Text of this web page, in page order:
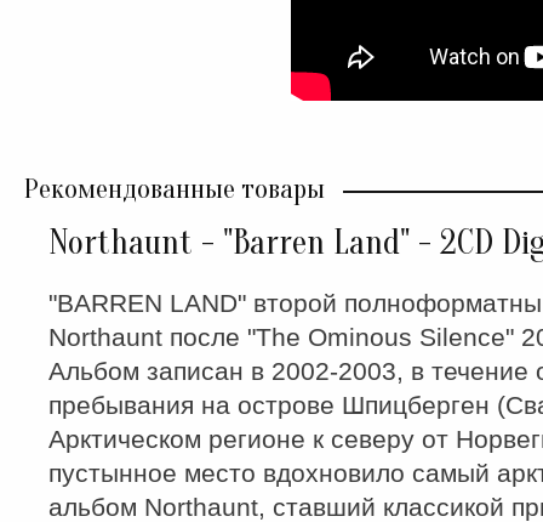
Рекомендованные товары
Northaunt ‎- "Barren Land" - 2CD
"BARREN LAND" второй
Northaunt после "The Ominous Silence"
Альбом записан в 2002-2003, в течение
пребывания на острове Шпицберген
Арктическом регионе к северу от
пустынное место вдохновило самый
альбом Northaunt, ставший классикой